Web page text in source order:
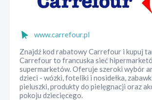
www.carrefour.pl
Znajdź kod rabatowy Carrefour i kupuj
Carrefour to francuska sieć
supermarketów. Oferuje szeroki wybór
dzieci - wózki, foteliki i nosidełka,
pieluszki, produkty do pielęgnacji oraz
pokoju dziecięcego.